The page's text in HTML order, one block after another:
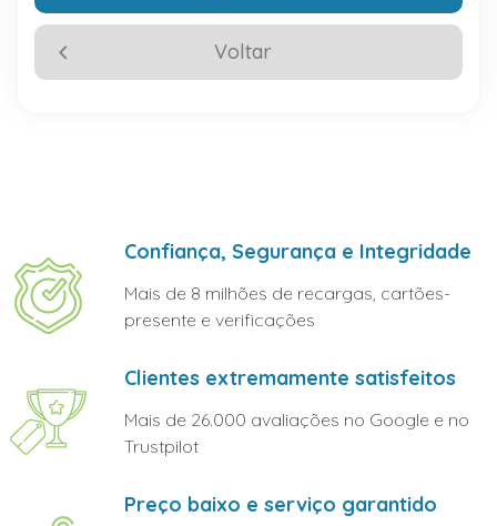
Voltar
Confiança, Segurança e Integridade
Mais de 8 milhões de recargas, cartões-
presente e verificações
Clientes extremamente satisfeitos
Mais de 26.000 avaliações no Google e no
Trustpilot
Preço baixo e serviço garantido